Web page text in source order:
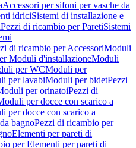
Accessori per sifoni per vasche da
idriciSistemi di installazione e
Pezzi di ricambio per ParetiSistemi
di ricambio per AccessoriModuli
Moduli d'installazioneModuli
per WCModuli per
per lavabiModuli per bidetPezzi
per orinatoiPezzi di
per docce con scarico a
per docce con scarico a
bagnoPezzi di ricambio per
Elementi per pareti di
per Elementi per pareti di